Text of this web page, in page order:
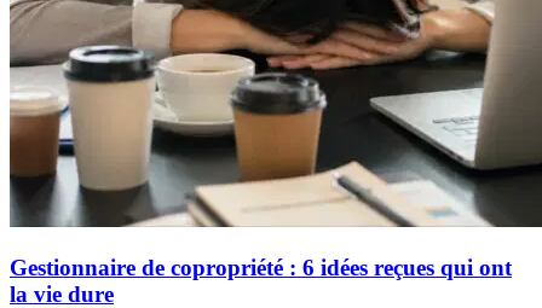
Gestionnaire de copropriété : 6 idées reçues qui ont
la vie dure